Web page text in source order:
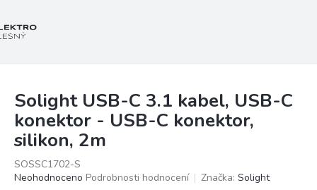
Solight USB-C 3.1 kabel, USB-C
konektor - USB-C konektor,
silikon, 2m
SOSSC1702-S
Průměrné
Neohodnoceno Podrobnosti hodnocení Značka: Solight